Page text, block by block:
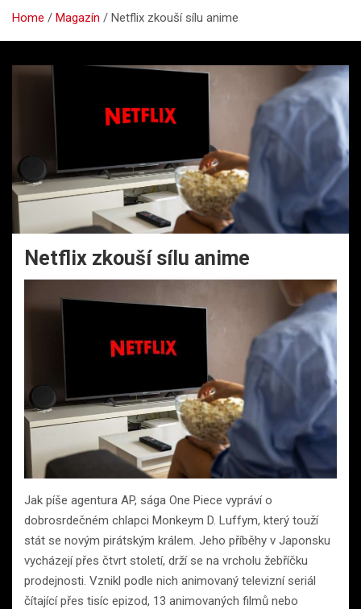
Home Magazín Netflix zkouší sílu anime
Netflix zkouší sílu anime
Jak píše agentura AP, sága One Piece vypráví o
dobrosrdečném chlapci Monkeym D. Luffym, který touží
stát se novým pirátským králem. Jeho příběhy v Japonsku
vycházejí přes čtvrt století, drží se na vrcholu žebříčku
prodejnosti. Vznikl podle nich animovaný televizní seriál
čítající přes tisíc epizod, 13 animovaných filmů nebo